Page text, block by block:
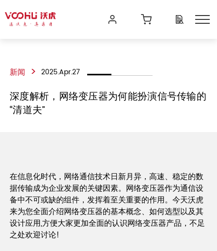
新闻 > 2025.Apr.27
深度解析，网络变压器为何能扮演信号传输的
“清道夫”
在信息化时代，网络通信技术日新月异，高速、稳定的数
据传输成为企业发展的关键因素。网络变压器作为通信设
备中不可或缺的组件，发挥着至关重要的作用。今天沃虎
来为您全面介绍网络变压器的基本概念、如何选型以及其
设计应用,方便大家更加全面的认识网络变压器产品，不足
之处欢迎讨论!